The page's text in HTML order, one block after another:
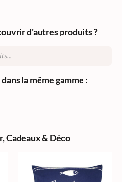
d'autres produits ?
la même gamme :
,Cadeaux & Déco